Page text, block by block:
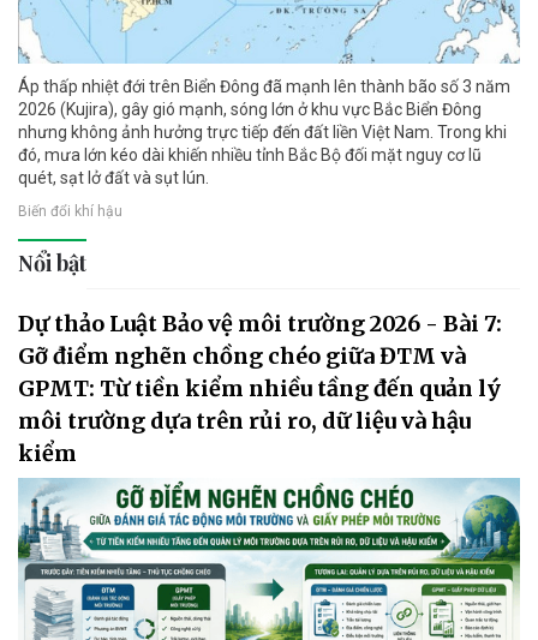
Áp thấp nhiệt đới trên Biển Đông đã mạnh lên thành bão số 3 năm
2026 (Kujira), gây gió mạnh, sóng lớn ở khu vực Bắc Biển Đông
nhưng không ảnh hưởng trực tiếp đến đất liền Việt Nam. Trong khi
đó, mưa lớn kéo dài khiến nhiều tỉnh Bắc Bộ đối mặt nguy cơ lũ
quét, sạt lở đất và sụt lún.
Biến đổi khí hậu
Nổi bật
Dự thảo Luật Bảo vệ môi trường 2026 - Bài 7:
Gỡ điểm nghẽn chồng chéo giữa ĐTM và
GPMT: Từ tiền kiểm nhiều tầng đến quản lý
môi trường dựa trên rủi ro, dữ liệu và hậu
kiểm